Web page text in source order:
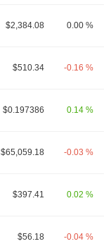
$2,384.08 0.00 %
$510.34 -0.16 %
$0.197386 0.14 %
$65,059.18 -0.03 %
$397.41 0.02 %
$56.18 -0.04 %